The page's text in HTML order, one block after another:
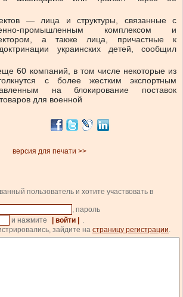
— лица и структуры, связанные с
промышленным комплексом и
а также лица, причастные к
украинских детей, сообщил
60 компаний, в том числе некоторые из
с более жестким экспортным
на блокирование поставок
для военной
версия для печати >>
пользователь и хотите участвовать в
, пароль
и нажмите
| войти |
.
зайдите на страницу регистрации.